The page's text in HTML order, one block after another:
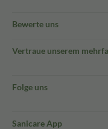
Bewerte uns
Vertraue unserem
Folge uns
Sanicare App